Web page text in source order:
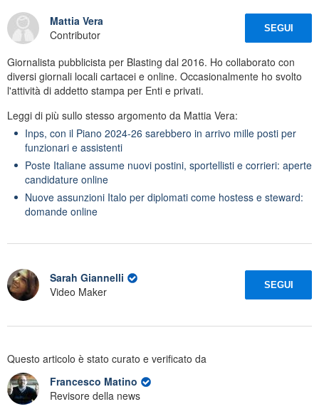
Mattia Vera
Contributor
SEGUI
Giornalista pubblicista per Blasting dal 2016. Ho collaborato con
diversi giornali locali cartacei e online. Occasionalmente ho svolto
l'attività di addetto stampa per Enti e privati.
Leggi di più sullo stesso argomento da Mattia Vera:
Inps, con il Piano 2024-26 sarebbero in arrivo mille posti per
funzionari e assistenti
Poste Italiane assume nuovi postini, sportellisti e corrieri: aperte
candidature online
Nuove assunzioni Italo per diplomati come hostess e steward:
domande online
Sarah Giannelli
Video Maker
SEGUI
Questo articolo è stato curato e verificato da
Francesco Matino
Revisore della news